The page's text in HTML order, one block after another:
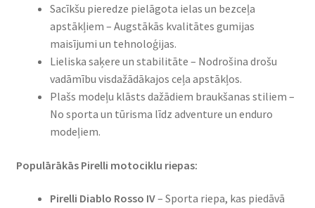
Mitas
Pirelli
Shinko
Kontakti
Sacīkšu pieredze pielāgota ielas un bezceļa
apstākļiem – Augstākās kvalitātes gumijas
maisījumi un tehnoloģijas.
Lieliska saķere un stabilitāte – Nodrošina drošu
vadāmību visdažādākajos ceļa apstākļos.
Plašs modeļu klāsts dažādiem braukšanas stiliem –
No sporta un tūrisma līdz adventure un enduro
modeļiem.
Populārākās Pirelli motociklu riepas:
Pirelli Diablo Rosso IV– Sporta riepa, kas piedāvā